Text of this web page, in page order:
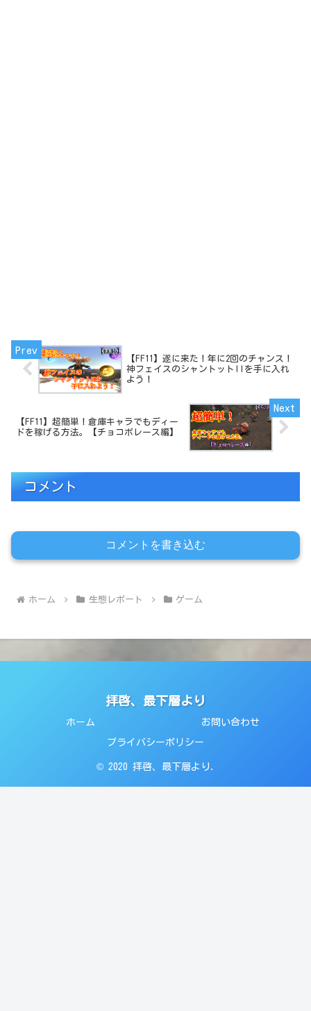
【FF11】遂に来た！年に2回のチャンス！
神フェイスのシャントットIIを手に入れ
よう！
【FF11】超簡単！倉庫キャラでもディー
ドを稼げる方法。【チョコボレース編】
コメント
コメントを書き込む
ホーム 生態レポート ゲーム
拝啓、最下層より
ホーム お問い合わせ
プライバシーポリシー
© 2020 拝啓、最下層より.